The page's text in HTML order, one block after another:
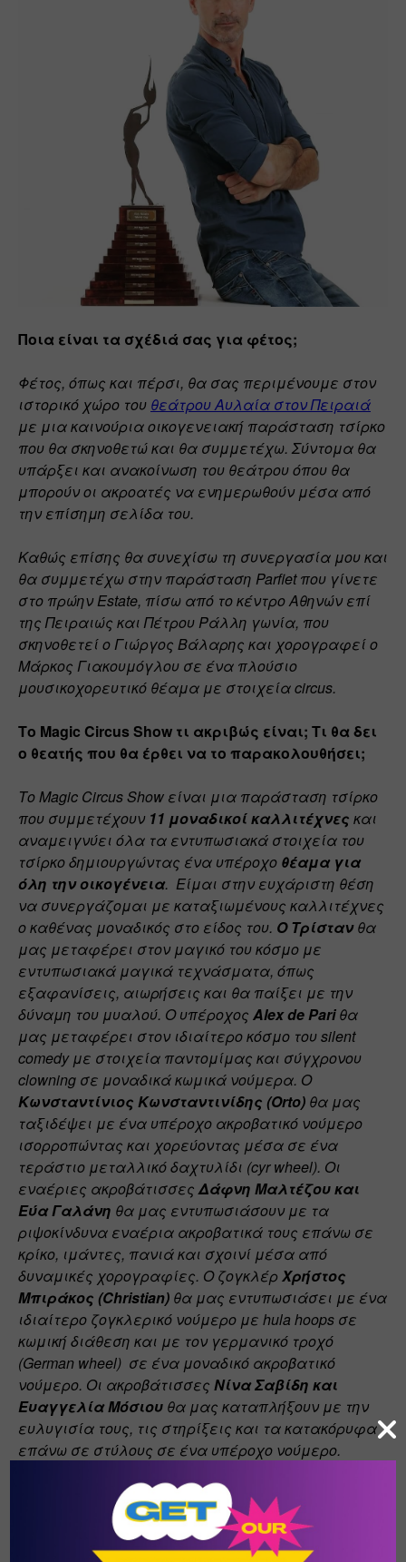
Ποια είναι τα σχέδιά σας για φέτος;
Φέτος, όπως και πέρσι, θα σας περιμένουμε στον
ιστορικό χώρο του θεάτρου Αυλαία στον Πειραιά
με μια καινούρια οικογενειακή παράσταση τσίρκο
που θα σκηνοθετώ και θα συμμετέχω. Σύντομα θα
υπάρξει και ανακοίνωση του θεάτρου όπου θα
μπορούν οι ακροατές να ενημερωθούν μέσα από
την επίσημη σελίδα του.
Καθώς επίσης θα συνεχίσω τη συνεργασία μου και
θα συμμετέχω στην παράσταση Parfiet που γίνετε
στο πρώην Estate, πίσω από το κέντρο Αθηνών επί
της Πειραιώς και Πέτρου Ράλλη γωνία, που
σκηνοθετεί ο Γιώργος Βάλαρης και χορογραφεί ο
Μάρκος Γιακουμόγλου σε ένα πλούσιο
μουσικοχορευτικό θέαμα με στοιχεία circus.
Το Magic Circus Show τι ακριβώς είναι; Τι θα δει
ο θεατής που θα έρθει να το παρακολουθήσει;
Το Magic Circus Show είναι μια παράσταση τσίρκο
που συμμετέχουν 11 μοναδικοί καλλιτέχνες και
αναμειγνύει όλα τα εντυπωσιακά στοιχεία του
τσίρκο δημιουργώντας ένα υπέροχο θέαμα για
όλη την οικογένεια.  Είμαι στην ευχάριστη θέση
να συνεργάζομαι με καταξιωμένους καλλιτέχνες
ο καθένας μοναδικός στο είδος του. Ο Τρίσταν θα
μας μεταφέρει στον μαγικό του κόσμο με
εντυπωσιακά μαγικά τεχνάσματα, όπως
εξαφανίσεις, αιωρήσεις και θα παίξει με την
δύναμη του μυαλού. Ο υπέροχος Alex de Pari θα
μας μεταφέρει στον ιδιαίτερο κόσμο του silent
comedy με στοιχεία παντομίμας και σύγχρονου
clowning σε μοναδικά κωμικά νούμερα. Ο
Κωνσταντίνιος Κωνσταντινίδης (Orto) θα μας
ταξιδέψει με ένα υπέροχο ακροβατικό νούμερο
ισορροπώντας και χορεύοντας μέσα σε ένα
τεράστιο μεταλλικό δαχτυλίδι (cyr wheel). Οι
εναέριες ακροβάτισσες Δάφνη Μαλτέζου και
Εύα Γαλάνη θα μας εντυπωσιάσουν με τα
ριψοκίνδυνα εναέρια ακροβατικά τους επάνω σε
κρίκο, ιμάντες, πανιά και σχοινί μέσα από
δυναμικές χορογραφίες. Ο ζογκλέρ Χρήστος
Μπιράκος (Christian) θα μας εντυπωσιάσει με ένα
ιδιαίτερο ζογκλερικό νούμερο με hula hoops σε
κωμική διάθεση και με τον γερμανικό τροχό
(German wheel)  σε ένα μοναδικό ακροβατικό
νούμερο. Οι ακροβάτισσες Νίνα Σαβίδη και
Ευαγγελία Μόσιου θα μας καταπλήξουν με την
ευλυγισία τους, τις στηρίξεις και τα κατακόρυφα
επάνω σε στύλους σε ένα υπέροχο νούμερο.
ζογκλερικά νούμερα με κορύνες που θα γεμίσουν
τον ουρανό και θα εναλλάσσονται μεταξύ 4
καλλιτεχνών σε ένα μοναδικό θέαμα και για το